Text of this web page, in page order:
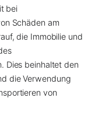
bei
Schäden am
die Immobilie und
Dies beinhaltet den
die Verwendung
von